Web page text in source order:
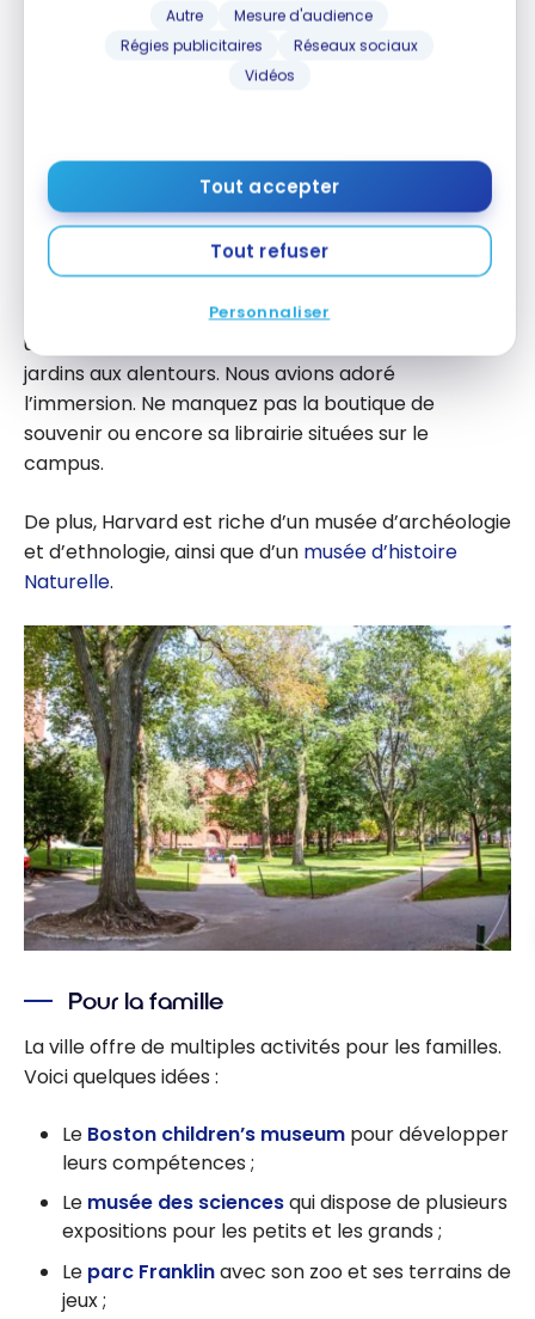
Autre
Mesure d'audience
Régies publicitaires
Réseaux sociaux
Vidéos
Tout accepter
Tout refuser
Personnaliser
programme, c’est l’occasion de se divertir
autrement. Vous avez des enfants et pensez que ce
n’est pas pour vous? Détrompez-vous!
pour les familles avec des enfants. Une bonne
manière de les éduquer à la musique.
Campus Harvard et ses musées
‘université Harvard, la plus ancienne
université américaine, et baladez-vous dans ses
jardins aux alentours. Nous avions adoré
l’immersion. Ne manquez pas la boutique de
souvenir ou encore sa librairie situées sur le
campus.
De plus, Harvard est riche d’un musée d’archéologie
et d’ethnologie, ainsi que d’un musée d’histoire
Naturelle.
Pour la famille
La ville offre de multiples activités pour les familles.
Voici quelques idées :
Le Boston children’s museum pour développer
leurs compétences ;
Le musée des sciencesqui dispose de plusieurs
expositions pour les petits et les grands ;
Le parc Franklinavec son zoo et ses terrains de
jeux ;